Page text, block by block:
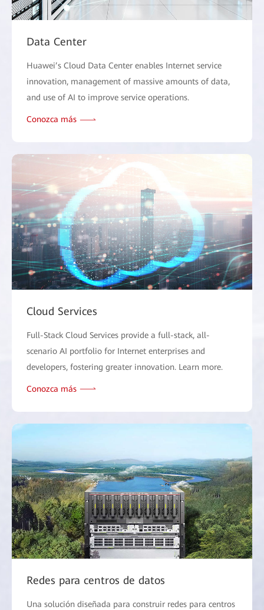
Data Center
Huawei’s Cloud Data Center enables Internet service
innovation, management of massive amounts of data,
and use of AI to improve service operations.
Conozca más
Cloud Services
Full-Stack Cloud Services provide a full-stack, all-
scenario AI portfolio for Internet enterprises and
developers, fostering greater innovation. Learn more.
Conozca más
Redes para centros de datos
Una solución diseñada para construir redes para centros